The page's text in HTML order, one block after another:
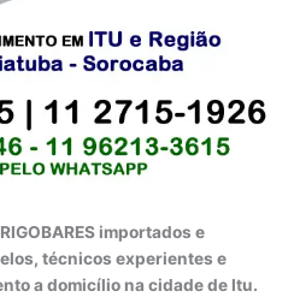
importados e
técnicos experientes e
a domicílio na cidade de Itu.